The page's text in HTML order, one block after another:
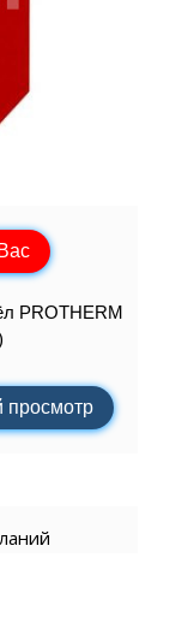
PROTHERM
просмотр